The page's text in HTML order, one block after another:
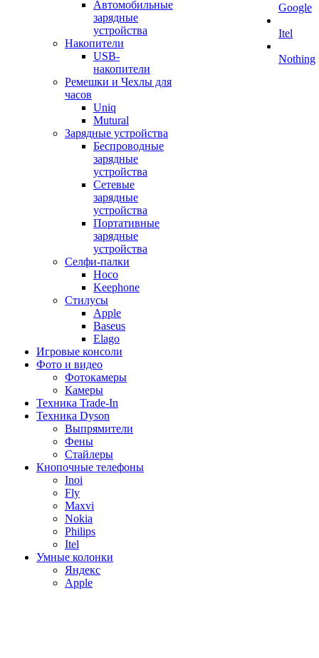
Автомобильные
зарядные
устройства
Накопители
USB-
накопители
Ремешки и Чехлы для
часов
Uniq
Mutural
Зарядные устройства
Беспроводные
зарядные
устройства
Сетевые
зарядные
устройства
Портативные
зарядные
устройства
Селфи-палки
Hoco
Keephone
Стилусы
Apple
Baseus
Elago
Игровые консоли
Фото и видео
Фотокамеры
Камеры
Техника Trade-In
Техника Dyson
Выпрямители
Фены
Стайлеры
Кнопочные телефоны
Inoi
Fly
Maxvi
Nokia
Philips
Itel
Умные колонки
Яндекс
Apple
Google
Itel
Nothing